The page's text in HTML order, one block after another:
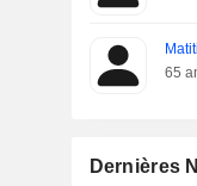
65
Dernières